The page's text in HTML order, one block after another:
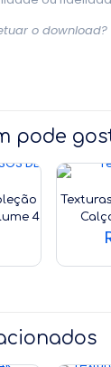
o download?
pode
4